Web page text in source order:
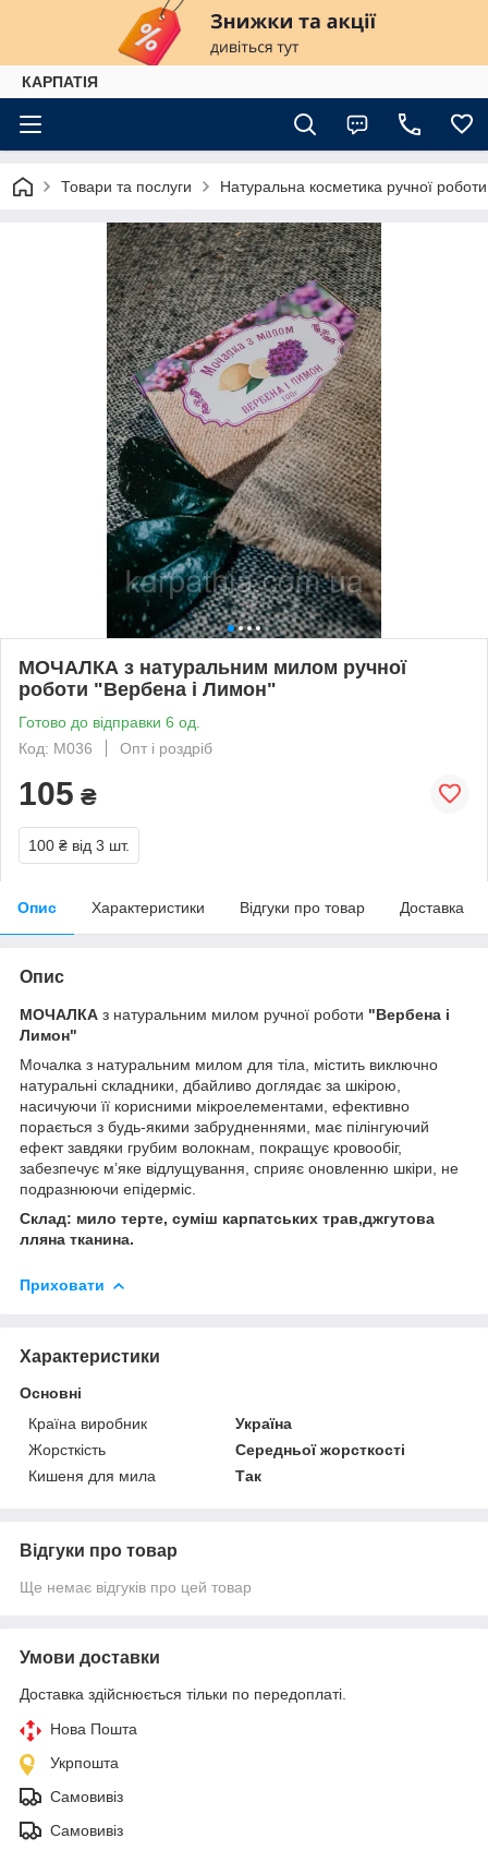
КАРПАТІЯ
Товари та послуги Натуральна косметика ручної
МОЧАЛКА з натуральним милом ручної
роботи "Вербена і Лимон"
Готово до відправки 6 од.
Код: М036
Опт і роздріб
105 ₴
100 ₴ від 3 шт.
Опис Характеристики Відгуки про товар Доставка
Опис
МОЧАЛКА з натуральним милом ручної роботи "Вербена і
Лимон"
Мочалка з натуральним милом для тіла, містить виключно
натуральні складники, дбайливо доглядає за шкірою,
насичуючи її корисними мікроелементами, ефективно
порається з будь-якими забрудненнями, має пілінгуючий
ефект завдяки грубим волокнам, покращує кровообіг,
забезпечує м’яке відлущування, сприяє оновленню шкіри, не
подразнюючи епідерміс.
Склад: мило терте, суміш карпатських трав,джгутова
лляна тканина.
Приховати
Характеристики
Основні
Країна виробник
Україна
Жорсткість
Середньої жорсткості
Кишеня для мила
Так
Відгуки про товар
Ще немає відгуків про цей товар
Умови доставки
Доставка здійснюється тільки по передоплаті.
Нова Пошта
Укрпошта
Самовивіз
Самовивіз